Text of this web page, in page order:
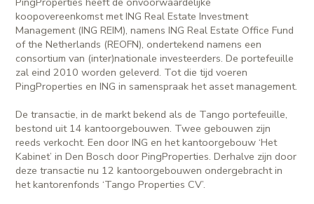
koopovereenkomst met ING Real Estate Investment
Management (ING REIM), namens ING Real Estate Office Fund
of the Netherlands (REOFN), ondertekend namens een
consortium van (inter)nationale investeerders. De portefeuille
zal eind 2010 worden geleverd. Tot die tijd voeren
PingProperties en ING in samenspraak het asset management.
De transactie, in de markt bekend als de Tango portefeuille,
bestond uit 14 kantoorgebouwen. Twee gebouwen zijn
reeds verkocht. Een door ING en het kantoorgebouw ‘Het
Kabinet’ in Den Bosch door PingProperties. Derhalve zijn door
deze transactie nu 12 kantoorgebouwen ondergebracht in
het kantorenfonds ‘Tango Properties CV’.